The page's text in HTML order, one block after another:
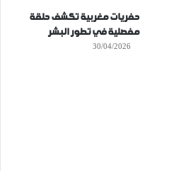
حفريات مغربية تكشف حلقة
مفصلية في تطور البشر
30/04/2026